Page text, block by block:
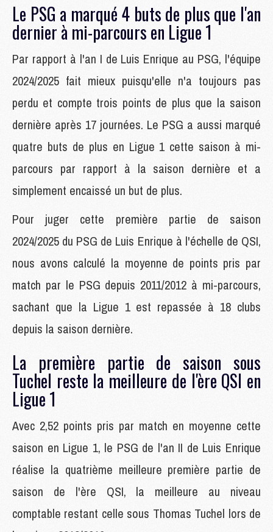
Le PSG a marqué 4 buts de plus que l'an
dernier à mi-parcours en Ligue 1
Par rapport à l'an I de Luis Enrique au PSG, l'équipe
2024/2025 fait mieux puisqu'elle n'a toujours pas
perdu et compte trois points de plus que la saison
dernière après 17 journées. Le PSG a aussi marqué
quatre buts de plus en Ligue 1 cette saison à mi-
parcours par rapport à la saison dernière et a
simplement encaissé un but de plus.
Pour juger cette première partie de saison
2024/2025 du PSG de Luis Enrique à l'échelle de QSI,
nous avons calculé la moyenne de points pris par
match par le PSG depuis 2011/2012 à mi-parcours,
sachant que la Ligue 1 est repassée à 18 clubs
depuis la saison dernière.
La première partie de saison sous
Tuchel reste la meilleure de l'ère QSI en
Ligue 1
Avec 2,52 points pris par match en moyenne cette
saison en Ligue 1, le PSG de l'an II de Luis Enrique
réalise la quatrième meilleure première partie de
saison de l'ère QSI, la meilleure au niveau
comptable restant celle sous Thomas Tuchel lors de